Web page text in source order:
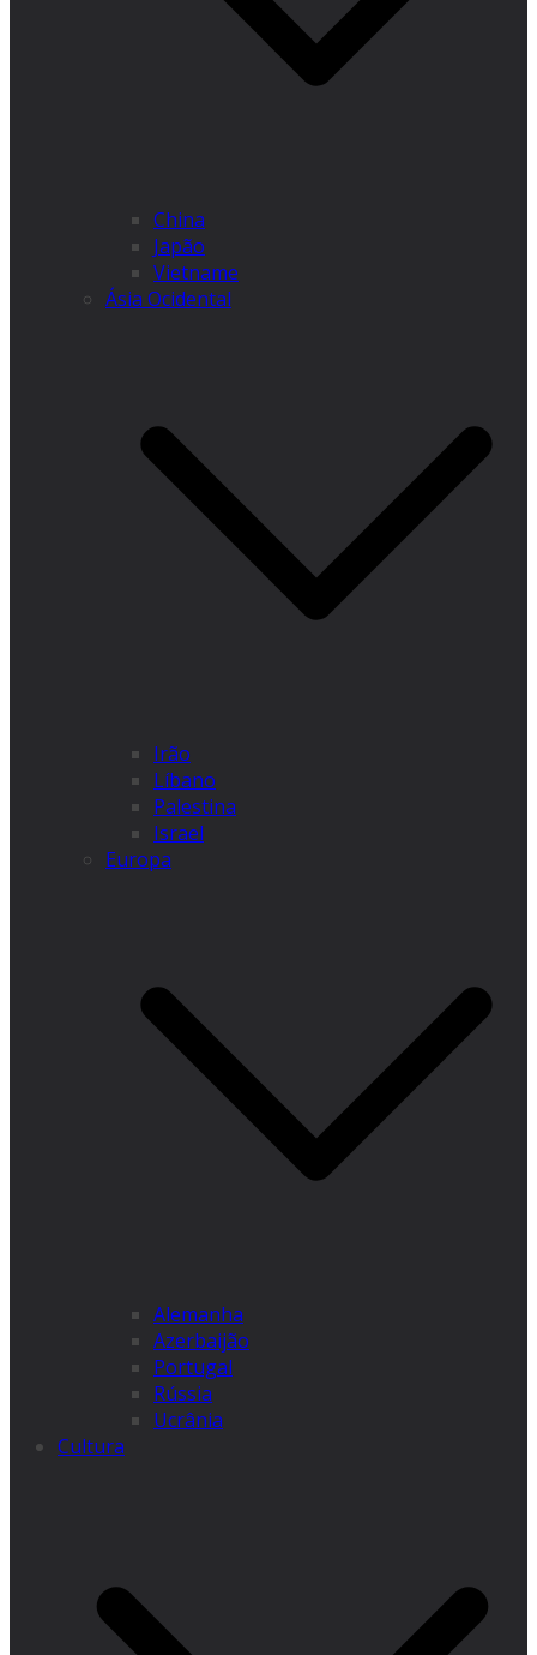
China
Japão
Vietname
Ásia Ocidental
Irão
Líbano
Palestina
Israel
Europa
Alemanha
Azerbaijão
Portugal
Rússia
Ucrânia
Cultura